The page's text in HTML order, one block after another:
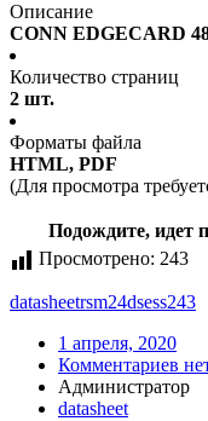
Описание
CONN EDGECARD
Количество страниц
2 шт.
Форматы файла
HTML, PDF
(Для просмотра
Подождите, идет
Просмотрено: 243
datasheetrsm24dsess243
1 апреля, 2020
Комментариев
Администратор
datasheet